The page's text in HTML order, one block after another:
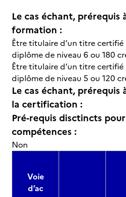
Le cas échant, prérequis
formation :
Être titulaire d’un titre certifié
diplôme de niveau 6 ou 180
Être titulaire d’un titre certifié
diplôme de niveau 5 ou 120
Le cas échant, prérequis
la certification :
Pré-requis disctincts
compétences :
Non
Voie
d’ac